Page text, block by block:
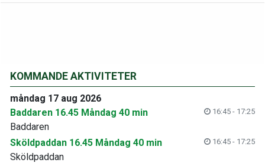
KOMMANDE AKTIVITETER
måndag 17 aug 2026
Baddaren 16.45 Måndag 40 min
16:45 - 17:25
Baddaren
Sköldpaddan 16.45 Måndag 40 min
16:45 - 17:25
Sköldpaddan